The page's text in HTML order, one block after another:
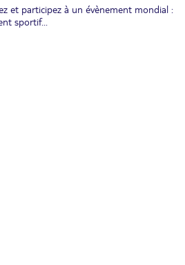
et participez à un évènement mondial :
sportif...